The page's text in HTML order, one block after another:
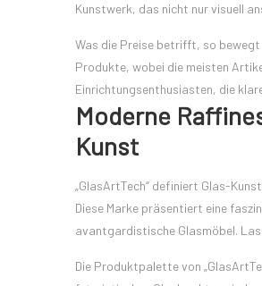
Kunstwerk, das nicht nur visuell
Was die Preise betrifft, so bewegt
Produkte, wobei die meisten
Einrichtungsenthusiasten, die
Moderne
Kunst
„GlasArtTech“ definiert Glas-
Diese Marke präsentiert eine
avantgardistische Glasmöbel.
Die Produktpalette von